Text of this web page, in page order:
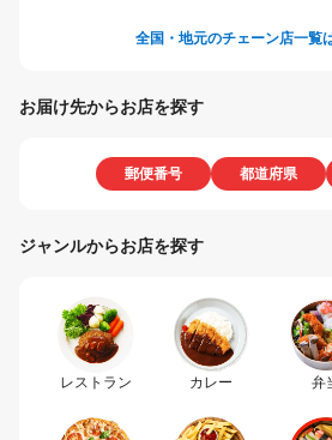
全国・地元のチェーン店一覧
お届け先からお店を探す
郵便番号 都道府県
ジャンルからお店を探す
レストラン カレー 弁